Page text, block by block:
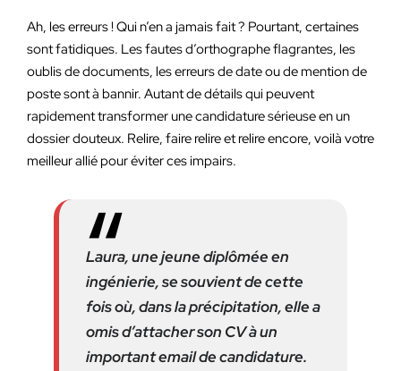
Ah, les erreurs ! Qui n’en a jamais fait ? Pourtant, certaines
sont fatidiques. Les fautes d’orthographe flagrantes, les
oublis de documents, les erreurs de date ou de mention de
poste sont à bannir. Autant de détails qui peuvent
rapidement transformer une candidature sérieuse en un
dossier douteux. Relire, faire relire et relire encore, voilà votre
meilleur allié pour éviter ces impairs.
Laura, une jeune diplômée en
ingénierie, se souvient de cette
fois où, dans la précipitation, elle a
omis d’attacher son CV à un
important email de candidature.